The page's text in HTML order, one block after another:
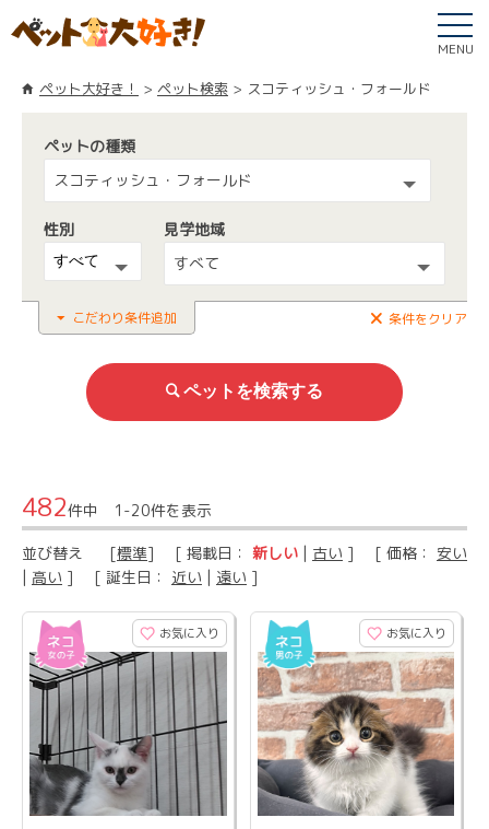
MENU
ペット大好き！ ペット検索 スコティッシュ・フォールド
ペットの種類
スコティッシュ・フォールド
性別
見学地域
すべて
こだわり条件追加 条件をクリア
482件中 1-20件を表示
並び替え [標準] [ 掲載日： 新しい | 古い ] [ 価格： 安い
| 高い ] [ 誕生日： 近い | 遠い ]
お気に入り お気に入り